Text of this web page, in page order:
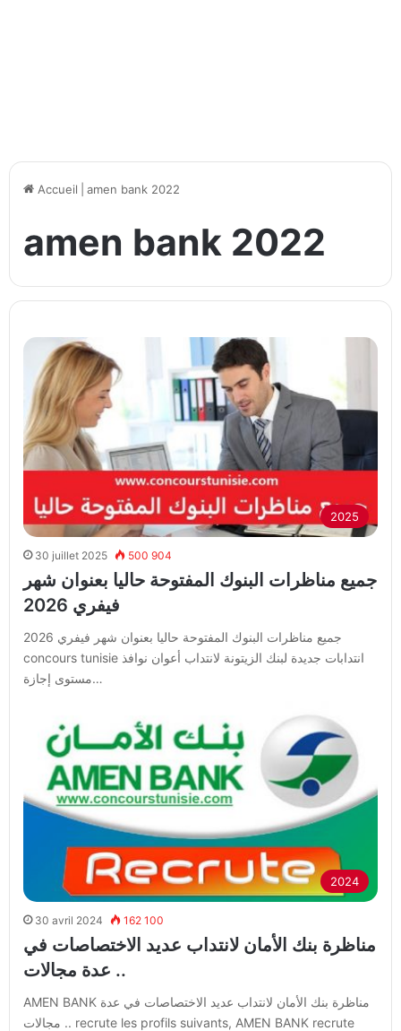
Accueil amen bank 2022
amen bank 2022
2025
30 juillet 2025 500 904
جميع مناظرات البنوك المفتوحة حاليا بعنوان شهر
فيفري 2026
جميع مناظرات البنوك المفتوحة حاليا بعنوان شهر فيفري 2026
concours tunisie انتدابات جديدة لبنك الزيتونة لانتداب أعوان نوافذ
مستوى إجازة…
2024
30 avril 2024 162 100
مناظرة بنك الأمان لانتداب عديد الاختصاصات في
عدة مجالات ..
AMEN BANK مناظرة بنك الأمان لانتداب عديد الاختصاصات في عدة
مجالات .. recrute les profils suivants, AMEN BANK recrute